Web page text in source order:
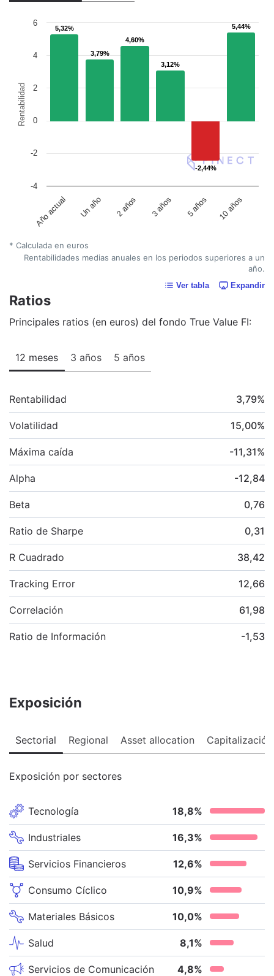
Rentabilidad
5,32%
5,32%
3,79%
3,79%
4,60%
4,60%
3,12%
3,12%
-2,44%
-2,44%
5,44%
5,44%
Año actual Un año 2 años 3 años 5 años 10 años
-4
-2
0
2
4
6
* Calculada en euros
Rentabilidades medias anuales en los periodos superiores a un
año.
Ver tabla Expandir
Ratios
Principales ratios (en euros) del fondo True Value FI:
12 meses 3 años 5 años
Rentabilidad 3,79%
Volatilidad 15,00%
Máxima caída -11,31%
Alpha -12,84
Beta 0,76
Ratio de Sharpe 0,31
R Cuadrado 38,42
Tracking Error 12,66
Correlación 61,98
Ratio de Información -1,53
Exposición
Sectorial Regional Asset allocation Capitalización
Exposición por sectores
Tecnología 18,8%
Industriales 16,3%
Servicios Financieros 12,6%
Consumo Cíclico 10,9%
Materiales Básicos 10,0%
Salud 8,1%
Servicios de Comunicación 4,8%